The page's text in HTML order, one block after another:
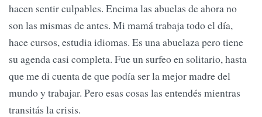
hacen sentir culpables. Encima las abuelas de ahora no
son las mismas de antes. Mi mamá trabaja todo el día,
hace cursos, estudia idiomas. Es una abuelaza pero tiene
su agenda casi completa. Fue un surfeo en solitario, hasta
que me di cuenta de que podía ser la mejor madre del
mundo y trabajar. Pero esas cosas las entendés mientras
transitás la crisis.